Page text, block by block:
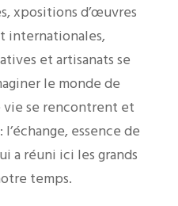
xpositions d’œuvres
internationales,
et artisanats se
le monde de
vie se rencontrent et
essence de
a réuni ici les grands
temps.